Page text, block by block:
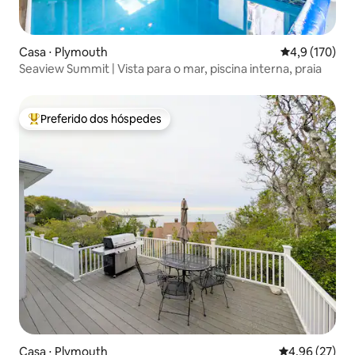
Casa ⋅ Plymouth 4,9 de uma
4,9 (170)
Seaview Summit | Vista para o mar, piscina interna, praia
Entre os melhores preferidos dos hóspedes
Preferido dos hóspedes
Casa ⋅ Plymouth 4,96 de uma
4,96 (27)